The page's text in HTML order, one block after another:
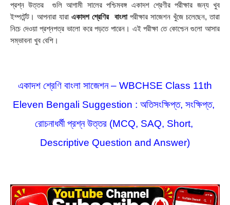
প্রশ্ন উত্তর  গুলি আগামী সালের পশ্চিমবঙ্গ একাদশ শ্রেণীর পরীক্ষার জন্য খুব
ইম্পর্টেন্ট। আপনারা যারা একাদশ শ্রেণির  বাংলা পরীক্ষার সাজেশন খুঁজে চলেছেন, তারা
নিচে দেওয়া প্রশ্নপত্র ভালো করে পড়তে পারেন। এই পরীক্ষা তে কোশ্চেন গুলো আসার
সম্ভাবনা খুব বেশি।
একাদশ শ্রেণি বাংলা সাজেশন – WBCHSE Class 11th
Eleven Bengali Suggestion : অতিসংক্ষিপ্ত, সংক্ষিপ্ত,
রোচনাধর্মী প্রশ্ন উত্তর (MCQ, SAQ, Short,
Descriptive Question and Answer)